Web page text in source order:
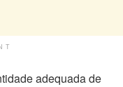
adequada de